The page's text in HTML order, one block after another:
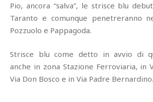
Pio, ancora “salva”, le strisce blu
Taranto e comunque penetreranno
Pozzuolo e Pappagoda.
Strisce blu come detto in avvio di
anche in zona Stazione Ferroviaria, in
Via Don Bosco e in Via Padre Bernardino.